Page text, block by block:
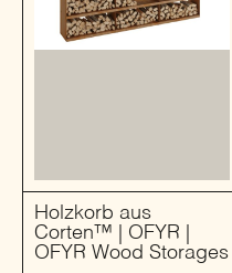
Holzkorb aus
Corten™ | OFYR |
OFYR Wood Storages